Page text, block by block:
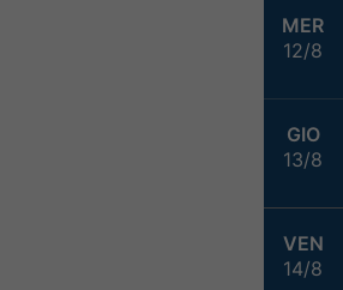
MER
12/8
GIO
13/8
VEN
14/8